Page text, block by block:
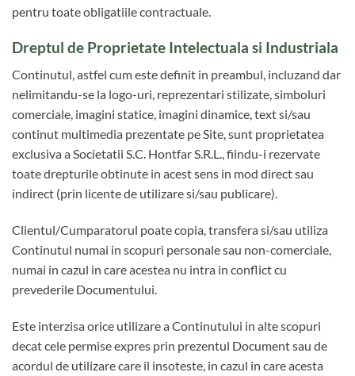
pentru toate obligatiile contractuale.
Dreptul de Proprietate Intelectuala si Industriala
Continutul, astfel cum este definit in preambul, incluzand dar
nelimitandu-se la logo-uri, reprezentari stilizate, simboluri
comerciale, imagini statice, imagini dinamice, text si/sau
continut multimedia prezentate pe Site, sunt proprietatea
exclusiva a Societatii S.C. Hontfar S.R.L., fiindu-i rezervate
toate drepturile obtinute in acest sens in mod direct sau
indirect (prin licente de utilizare si/sau publicare).
Clientul/Cumparatorul poate copia, transfera si/sau utiliza
Continutul numai in scopuri personale sau non-comerciale,
numai in cazul in care acestea nu intra in conflict cu
prevederile Documentului.
Este interzisa orice utilizare a Continutului in alte scopuri
decat cele permise expres prin prezentul Document sau de
acordul de utilizare care il insoteste, in cazul in care acesta